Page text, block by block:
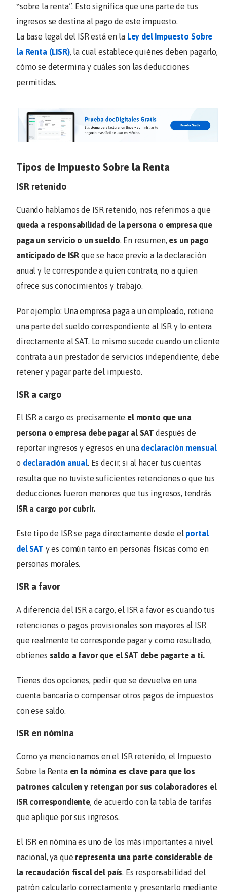
‟sobre la renta”. Esto significa que una parte de tus
ingresos se destina al pago de este impuesto.
La base legal del ISR está en la Ley del Impuesto Sobre
la Renta (LISR), la cual establece quiénes deben pagarlo,
cómo se determina y cuáles son las deducciones
permitidas.
Tipos de Impuesto Sobre la Renta
ISR retenido
Cuando hablamos de ISR retenido, nos referimos a que
queda a responsabilidad de la persona o empresa que
paga un servicio o un sueldo. En resumen, es un pago
anticipado de ISR que se hace previo a la declaración
anual y le corresponde a quien contrata, no a quien
ofrece sus conocimientos y trabajo.
Por ejemplo: Una empresa paga a un empleado, retiene
una parte del sueldo correspondiente al ISR y lo entera
directamente al SAT. Lo mismo sucede cuando un cliente
contrata a un prestador de servicios independiente, debe
retener y pagar parte del impuesto.
ISR a cargo
El ISR a cargo es precisamente el monto que una
persona o empresa debe pagar al SAT después de
reportar ingresos y egresos en una declaración mensual
o declaración anual. Es decir, si al hacer tus cuentas
resulta que no tuviste suficientes retenciones o que tus
deducciones fueron menores que tus ingresos, tendrás
ISR a cargo por cubrir.
Este tipo de ISR se paga directamente desde el portal
del SAT y es común tanto en personas físicas como en
personas morales.
ISR a favor
A diferencia del ISR a cargo, el ISR a favor es cuando tus
retenciones o pagos provisionales son mayores al ISR
que realmente te corresponde pagar y como resultado,
obtienes saldo a favor que el SAT debe pagarte a ti.
Tienes dos opciones, pedir que se devuelva en una
cuenta bancaria o compensar otros pagos de impuestos
con ese saldo.
ISR en nómina
Como ya mencionamos en el ISR retenido, el Impuesto
Sobre la Renta en la nómina es clave para que los
patrones calculen y retengan por sus colaboradores el
ISR correspondiente, de acuerdo con la tabla de tarifas
que aplique por sus ingresos.
El ISR en nómina es uno de los más importantes a nivel
nacional, ya que representa una parte considerable de
la recaudación fiscal del país. Es responsabilidad del
patrón calcularlo correctamente y presentarlo mediante